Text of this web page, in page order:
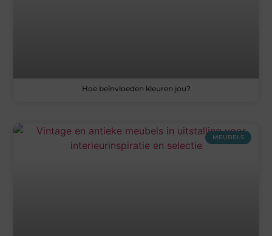
Hoe beïnvloeden kleuren jou?
MEUBELS